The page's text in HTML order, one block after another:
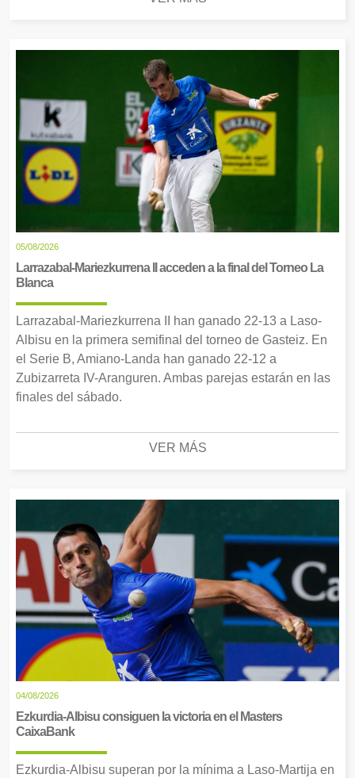
05/08/2026
Larrazabal-Mariezkurrena II acceden a la final del Torneo La
Blanca
Larrazabal-Mariezkurrena II han ganado 22-13 a Laso-
Albisu en la primera semifinal del torneo de Gasteiz. En
el Serie B, Amiano-Landa han ganado 22-12 a
Zubizarreta IV-Aranguren. Ambas parejas estarán en las
finales del sábado.
VER MÁS
04/08/2026
Ezkurdia-Albisu consiguen la victoria en el Masters
CaixaBank
Ezkurdia-Albisu superan por la mínima a Laso-Martija en